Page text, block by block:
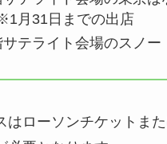
月31日までの出店
サテライト会場のスノー
はローソンチケットま